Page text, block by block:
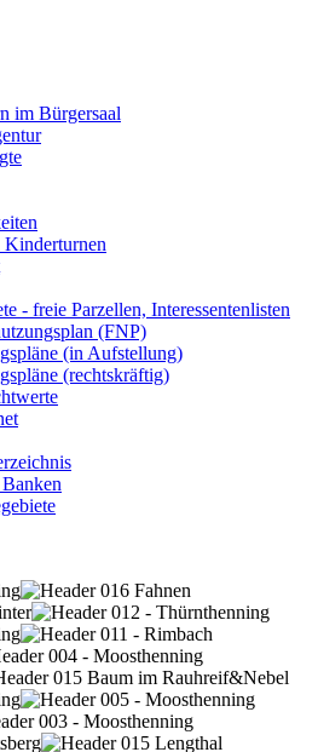
im Bürgersaal
- freie Parzellen, Interessentenlisten
(FNP)
(in Aufstellung)
(rechtskräftig)